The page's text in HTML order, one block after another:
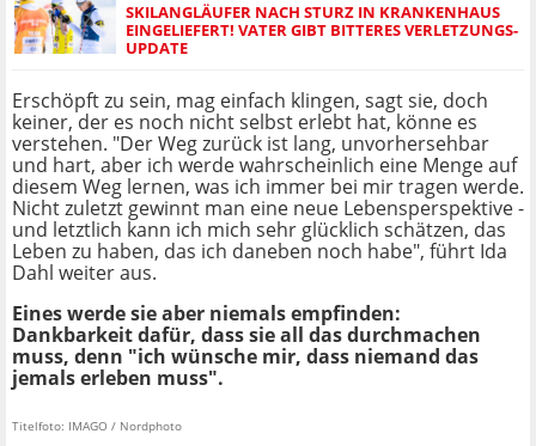
SKILANGLÄUFER NACH STURZ IN KRANKENHAUS
EINGELIEFERT! VATER GIBT BITTERES VERLETZUNGS-
UPDATE
Erschöpft zu sein, mag einfach klingen, sagt sie, doch
keiner, der es noch nicht selbst erlebt hat, könne es
verstehen. "Der Weg zurück ist lang, unvorhersehbar
und hart, aber ich werde wahrscheinlich eine Menge auf
diesem Weg lernen, was ich immer bei mir tragen werde.
Nicht zuletzt gewinnt man eine neue Lebensperspektive -
und letztlich kann ich mich sehr glücklich schätzen, das
Leben zu haben, das ich daneben noch habe", führt Ida
Dahl weiter aus.
Eines werde sie aber niemals empfinden:
Dankbarkeit dafür, dass sie all das durchmachen
muss, denn "ich wünsche mir, dass niemand das
jemals erleben muss".
Titelfoto: IMAGO / Nordphoto